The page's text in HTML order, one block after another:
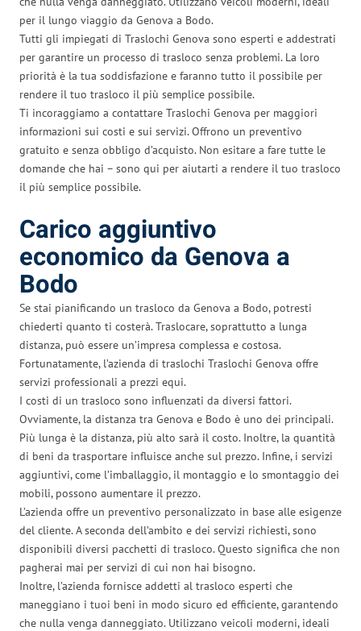
per il lungo viaggio da Genova a Bodo.
Tutti gli impiegati di Traslochi Genova sono esperti e addestrati
per garantire un processo di trasloco senza problemi. La loro
priorità è la tua soddisfazione e faranno tutto il possibile per
rendere il tuo trasloco il più semplice possibile.
Ti incoraggiamo a contattare Traslochi Genova per maggiori
informazioni sui costi e sui servizi. Offrono un preventivo
gratuito e senza obbligo d’acquisto. Non esitare a fare tutte le
domande che hai – sono qui per aiutarti a rendere il tuo trasloco
il più semplice possibile.
Carico aggiuntivo
economico da Genova a
Bodo
Se stai pianificando un trasloco da Genova a Bodo, potresti
chiederti quanto ti costerà. Traslocare, soprattutto a lunga
distanza, può essere un’impresa complessa e costosa.
Fortunatamente, l’azienda di traslochi Traslochi Genova offre
servizi professionali a prezzi equi.
I costi di un trasloco sono influenzati da diversi fattori.
Ovviamente, la distanza tra Genova e Bodo è uno dei principali.
Più lunga è la distanza, più alto sarà il costo. Inoltre, la quantità
di beni da trasportare influisce anche sul prezzo. Infine, i servizi
aggiuntivi, come l’imballaggio, il montaggio e lo smontaggio dei
mobili, possono aumentare il prezzo.
L’azienda offre un preventivo personalizzato in base alle esigenze
del cliente. A seconda dell’ambito e dei servizi richiesti, sono
disponibili diversi pacchetti di trasloco. Questo significa che non
pagherai mai per servizi di cui non hai bisogno.
Inoltre, l’azienda fornisce addetti al trasloco esperti che
maneggiano i tuoi beni in modo sicuro ed efficiente, garantendo
che nulla venga danneggiato. Utilizzano veicoli moderni, ideali